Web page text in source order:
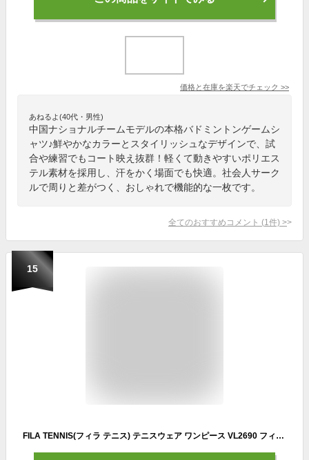
価格と在庫を楽天でチェック >>
あねるよ(40代・男性)
中国ナショナルチームモデルの本格バドミントンゲームシ
ャツ♪鮮やかなカラーとスタイリッシュなデザインで、試
合や練習でもコート映え抜群！軽くて動きやすいポリエス
テル素材を採用し、汗をかく場面でも快適。社会人サーク
ルで周りと差がつく、おしゃれで機能的な一枚です。
全てのおすすめコメント (1 件) >
15
FILA TENNIS(フィラ テニス) テニスウェア ワンピース VL2690 フィラネイビー M レディース